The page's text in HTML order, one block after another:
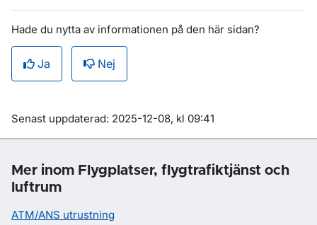
Hade du nytta av informationen på den här sidan?
Ja Nej
Om sidan
Senast uppdaterad: 2025-12-08, kl 09:41
Mer inom Flygplatser, flygtrafiktjänst och
luftrum
ATM/ANS utrustning